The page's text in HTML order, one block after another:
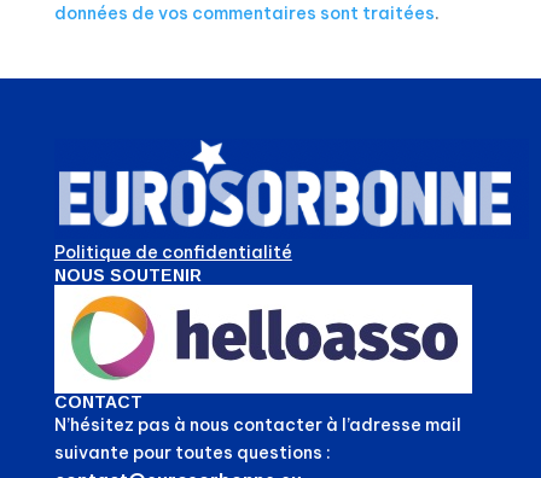
données de vos commentaires sont traitées.
Politique de confidentialité
NOUS SOUTENIR
CONTACT
N’hésitez pas à nous contacter à l’adresse mail
suivante pour toutes questions :